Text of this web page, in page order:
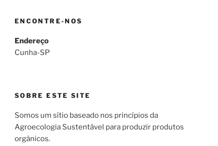
ENCONTRE-NOS
Endereço
Cunha-SP
SOBRE ESTE SITE
Somos um sítio baseado nos princípios da
Agroecologia Sustentável para produzir produtos
orgânicos.